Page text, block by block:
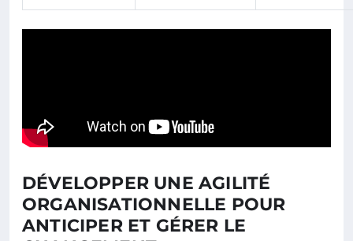
DÉVELOPPER UNE AGILITÉ
ORGANISATIONNELLE POUR
ANTICIPER ET GÉRER LE